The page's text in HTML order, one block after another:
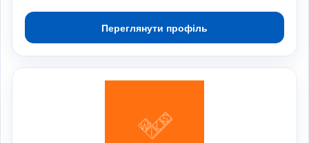
Переглянути профіль